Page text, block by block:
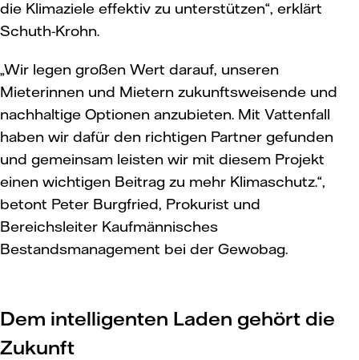
die Klimaziele effektiv zu unterstützen“, erklärt
Schuth-Krohn.
„Wir legen großen Wert darauf, unseren
Mieterinnen und Mietern zukunftsweisende und
nachhaltige Optionen anzubieten. Mit Vattenfall
haben wir dafür den richtigen Partner gefunden
und gemeinsam leisten wir mit diesem Projekt
einen wichtigen Beitrag zu mehr Klimaschutz.“,
betont Peter Burgfried, Prokurist und
Bereichsleiter Kaufmännisches
Bestandsmanagement bei der Gewobag.
Dem intelligenten Laden gehört die
Zukunft